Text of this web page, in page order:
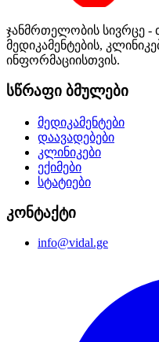
ჯანმრთელობის სივრცე -
მედიკამენტების,
ინფორმაციისთვის.
სწრაფი ბმულები
მედიკამენტები
დაავადებები
კლინიკები
ექიმები
სტატიები
კონტაქტი
info@vidal.ge